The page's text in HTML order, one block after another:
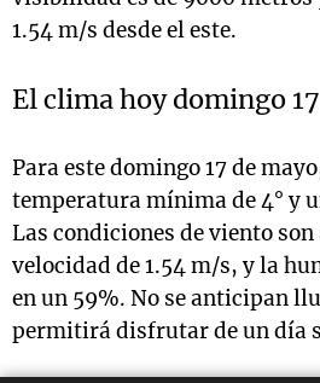
1.54 m/s desde el este.
El clima hoy domingo
Para este domingo 17 de
temperatura mínima de 4° y
Las condiciones de viento son
velocidad de 1.54 m/s, y la
en un 59%. No se anticipan
permitirá disfrutar de un día